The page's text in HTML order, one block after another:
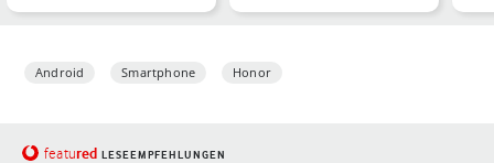
im Vergleich
sich Samsungs M…
Android Smartphone Honor
featured LESEEMPFEHLUNGEN